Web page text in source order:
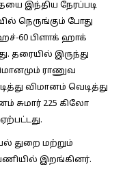
இந்திய நேரப்படி
நெருங்கும் போது
60 பிளாக் ஹாக்
தரையில் இருந்து
ராணுவ
விமானம் வெடித்து
சுமார் 225 கிலோ
துறை மற்றும்
இறங்கினர்.